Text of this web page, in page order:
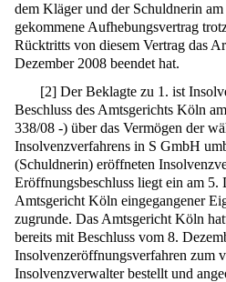
dem Kläger und der Schuldnerin
gekommene Aufhebungsvertrag
Rücktritts von diesem Vertrag das
Dezember 2008 beendet hat.
[2] Der Beklagte zu 1. ist
Beschluss des Amtsgerichts Köln
338/08 -) über das Vermögen der
Insolvenzverfahrens in S GmbH
(Schuldnerin) eröffneten
Eröffnungsbeschluss liegt ein am 5.
Amtsgericht Köln eingegangener
zugrunde. Das Amtsgericht Köln
bereits mit Beschluss vom 8.
Insolvenzeröffnungsverfahren zum
Insolvenzverwalter bestellt und